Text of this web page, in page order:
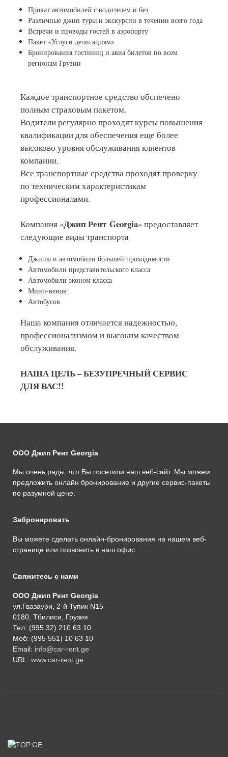
Прокат автомобилей с водителем и без
Различные джип туры и экскурсии в течении всего года
Встречи и проводы гостей в аэропорту
Пакет «Услуги делигациям»
Бронирования гостиниц и авиа билетов по всем
регионам Грузии
Каждое транспортное средство обспечено
полным страховым пакетом.
Водители регулярно проходят курсы повышения
квалификации для обеспечения еще более
высоково уровня обслуживания клиентов
компании.
Все транспортные средства проходят проверку
по техническим характеристикам
профессионалами.
Компания «Джип Рент Georgia» предоставляет
следующие виды транспорта
Джипы и автомобили большей проходимости
Автомобили представительского класса
Автомобили эконом класса
Мини-венов
Автобусов
Наша компания отличается надежностью,
профессионализмом и высоким качеством
обслуживания.
НАША ЦЕЛЬ – БЕЗУПРЕЧНЫЙ СЕРВИС
ДЛЯ ВАС!!
ООО Джип Рент Georgia
Мы очень рады, что Вы посетили наш веб-сайт. Мы можем
предложить онлайн бронирование и другие сервис-пакеты
по разумной цене.
Забронировать
Вы можете сделать онлайн-бронирования на нашем веб-
странице или позвонить в наш офис.
Свяжитесь с нами
ООО Джип Рент Georgia
ул.Гвазаури, 2-й Тупик N15
0180, Тбилиси, Грузия
Тел: (995 32) 210 63 10
Моб: (995 551) 10 63 10
Email: info@car-rent.ge
URL: www.car-rent.ge